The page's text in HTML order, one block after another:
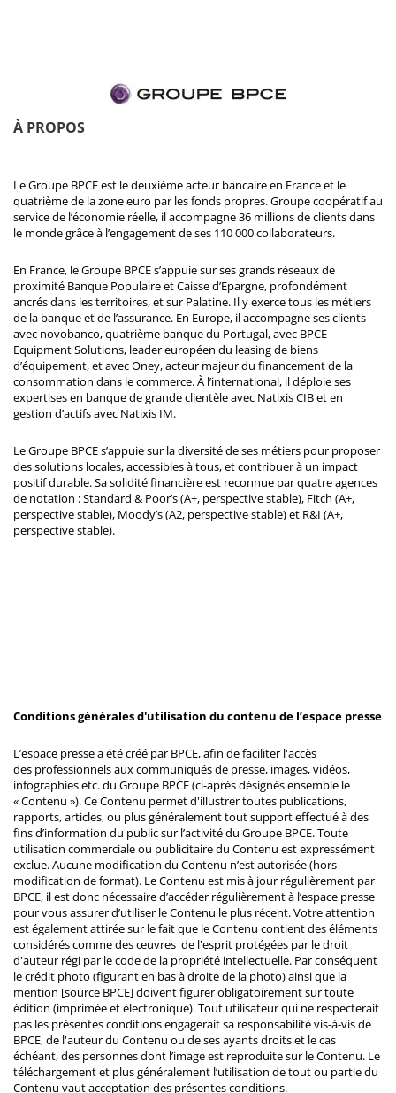
À PROPOS
Le Groupe BPCE est le deuxième acteur bancaire en France et le
quatrième de la zone euro par les fonds propres. Groupe coopératif au
service de l’économie réelle, il accompagne 36 millions de clients dans
le monde grâce à l’engagement de ses 110 000 collaborateurs.
En France, le Groupe BPCE s’appuie sur ses grands réseaux de
proximité Banque Populaire et Caisse d’Epargne, profondément
ancrés dans les territoires, et sur Palatine. Il y exerce tous les métiers
de la banque et de l’assurance. En Europe, il accompagne ses clients
avec novobanco, quatrième banque du Portugal, avec BPCE
Equipment Solutions, leader européen du leasing de biens
d’équipement, et avec Oney, acteur majeur du financement de la
consommation dans le commerce. À l’international, il déploie ses
expertises en banque de grande clientèle avec Natixis CIB et en
gestion d’actifs avec Natixis IM.
Le Groupe BPCE s’appuie sur la diversité de ses métiers pour proposer
des solutions locales, accessibles à tous, et contribuer à un impact
positif durable. Sa solidité financière est reconnue par quatre agences
de notation : Standard & Poor’s (A+, perspective stable), Fitch (A+,
perspective stable), Moody’s (A2, perspective stable) et R&I (A+,
perspective stable).
Conditions générales d'utilisation du contenu de l’espace presse
L’espace presse a été créé par BPCE, afin de faciliter l'accès
des professionnels aux communiqués de presse, images, vidéos,
infographies etc. du Groupe BPCE (ci-après désignés ensemble le
« Contenu »). Ce Contenu permet d'illustrer toutes publications,
rapports, articles, ou plus généralement tout support effectué à des
fins d’information du public sur l’activité du Groupe BPCE. Toute
utilisation commerciale ou publicitaire du Contenu est expressément
exclue. Aucune modification du Contenu n’est autorisée (hors
modification de format). Le Contenu est mis à jour régulièrement par
BPCE, il est donc nécessaire d’accéder régulièrement à l’espace presse
pour vous assurer d’utiliser le Contenu le plus récent. Votre attention
est également attirée sur le fait que le Contenu contient des éléments
considérés comme des œuvres de l'esprit protégées par le droit
d'auteur régi par le code de la propriété intellectuelle. Par conséquent
le crédit photo (figurant en bas à droite de la photo) ainsi que la
mention [source BPCE] doivent figurer obligatoirement sur toute
édition (imprimée et électronique). Tout utilisateur qui ne respecterait
pas les présentes conditions engagerait sa responsabilité vis-à-vis de
BPCE, de l'auteur du Contenu ou de ses ayants droits et le cas
échéant, des personnes dont l’image est reproduite sur le Contenu. Le
téléchargement et plus généralement l’utilisation de tout ou partie du
Contenu vaut acceptation des présentes conditions.